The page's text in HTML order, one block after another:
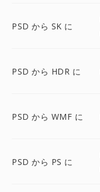
PSD から SK に
PSD から HDR に
PSD から WMF に
PSD から PS に